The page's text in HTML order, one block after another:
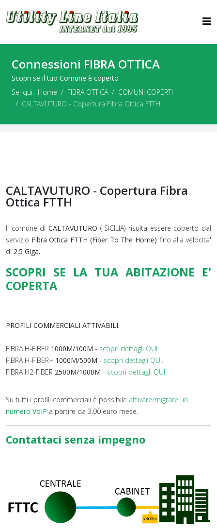
Connessioni FIBRA OTTICA
Scopri se il tuo Comune è coperto
Sei qui: Home FIBRA OTTICA
COMUNI COPERTI
CALTAVUTURO - Copertura Fibra Ottica FTTH
CALTAVUTURO - Copertura Fibra
Ottica FTTH
Il comune di CALTAVUTURO ( SICILIA) risulta essere coperto dal
servizio Fibra Ottica FTTH (Fiber To The Home) fino alla velocita'
di 2.5 Giga.
SCOPRI SE LA TUA ABITAZIONE E'
COPERTA
PROFILI COMMERCIALI ATTIVABILI:
FIBRA H-FIBER 1000M/100M - scopri dettagli QUI.
FIBRA H-FIBER+ 1000M/500M - scopri dettagli QUI.
FIBRA H2-FIBER 2500M/1000M - scopri dettagli QUI.
Su tutti i profili commerciali è possibile attivare/migrare un
numero VoIP a partire da 3.00 euro mese.
Contattaci senza impegno